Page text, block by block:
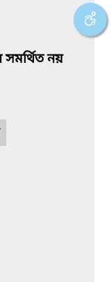
সমর্থিত নয়